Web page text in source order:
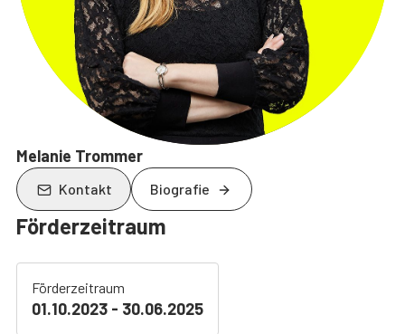
Melanie Trommer
Kontakt Biografie
Förderzeitraum
Förderzeitraum
01.10.2023 - 30.06.2025